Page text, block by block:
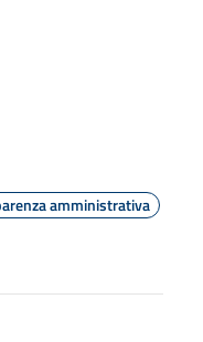
amministrativa